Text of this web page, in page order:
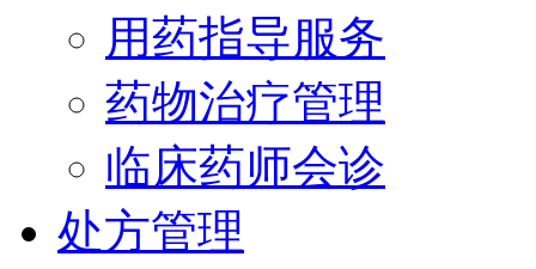
用药指导服务
药物治疗管理
临床药师会诊
处方管理